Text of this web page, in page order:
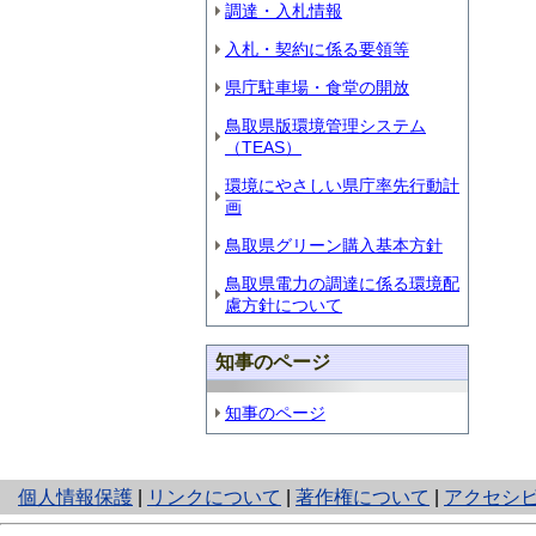
調達・入札情報
入札・契約に係る要領等
県庁駐車場・食堂の開放
鳥取県版環境管理システム
（TEAS）
環境にやさしい県庁率先行動計
画
鳥取県グリーン購入基本方針
鳥取県電力の調達に係る環境配
慮方針について
知事のページ
知事のページ
個人情報保護
と
り
リンクについて 著作権について アクセシ